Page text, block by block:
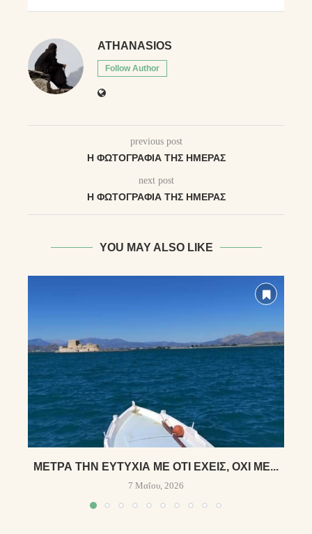
ATHANASIOS
Follow Author
previous post
Η ΦΩΤΟΓΡΑΦΊΑ ΤΗΣ ΗΜΈΡΑΣ
next post
Η ΦΩΤΟΓΡΑΦΊΑ ΤΗΣ ΗΜΈΡΑΣ
YOU MAY ALSO LIKE
ΜΈΤΡΑ ΤΗΝ ΕΥΤΥΧΊΑ ΜΕ ΌΤΙ ΈΧΕΙΣ, ΌΧΙ ΜΕ...
7 Μαΐου, 2026